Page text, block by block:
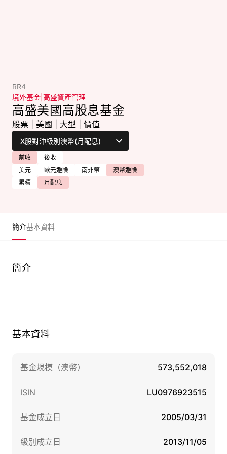
RR4
境外基金 高盛資產管理
高盛美國高股息基金
股票 美國 大型 價值
前收
後收
美元
歐元避險 南非幣
澳幣避險
累積
月配息
簡介基本資料
簡介
基本資料
基金規模（澳幣） 573,552,018
ISIN LU0976923515
基金成立日 2005/03/31
級別成立日 2013/11/05